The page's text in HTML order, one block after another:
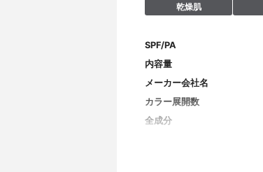
乾燥肌
SPF/PA
内容量
メーカー会社名
カラー展開数
全成分